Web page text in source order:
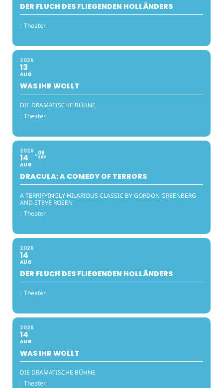
DER FLUCH DES FLIEGENDEN HOLLÄNDERS
: Theater
2026
13
AUG
WAS IHR WOLLT
DIE DRAMATISCHE BÜHNE
: Theater
2026
14
AUG
06
SEP
DRACULA: A COMEDY OF TERRORS
A TERRIFYINGLY HILARIOUS CLASSIC BY GORDON GREENBERG
AND STEVE ROSEN
: Theater
2026
14
AUG
DER FLUCH DES FLIEGENDEN HOLLÄNDERS
: Theater
2026
14
AUG
WAS IHR WOLLT
DIE DRAMATISCHE BÜHNE
: Theater